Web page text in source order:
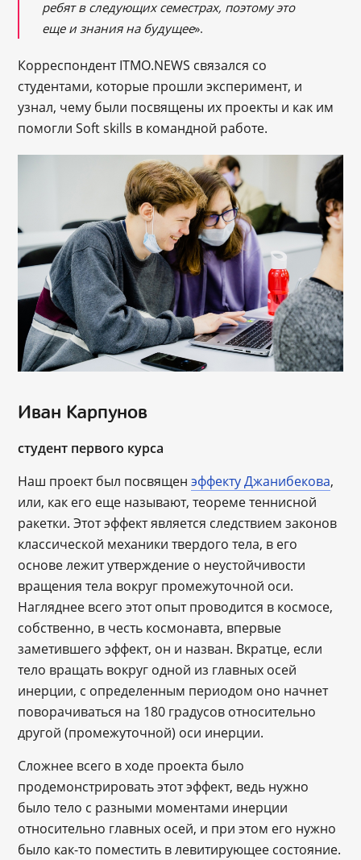
ребят в следующих семестрах, поэтому это
еще и знания на будущее».
Корреспондент ITMO.NEWS связался со
студентами, которые прошли эксперимент, и
узнал, чему были посвящены их проекты и как им
помогли Soft skills в командной работе.
Иван Карпунов
студент первого курса
Наш проект был посвященэффекту Джанибекова,
или, как его еще называют, теореме теннисной
ракетки. Этот эффект является следствием законов
классической механики твердого тела, в его
основе лежит утверждение о неустойчивости
вращения тела вокруг промежуточной оси.
Нагляднее всего этот опыт проводится в космосе,
собственно, в честь космонавта, впервые
заметившего эффект, он и назван. Вкратце, если
тело вращать вокруг одной из главных осей
инерции, с определенным периодом оно начнет
поворачиваться на 180 градусов относительно
другой (промежуточной) оси инерции.
Сложнее всего в ходе проекта было
продемонстрировать этот эффект, ведь нужно
было тело с разными моментами инерции
относительно главных осей, и при этом его нужно
было как-то поместить в левитирующее состояние.